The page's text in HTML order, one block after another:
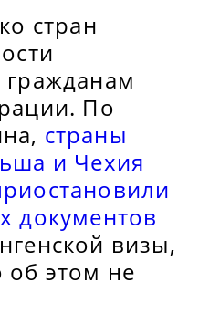
стран
По
страны
и Чехия
документов
визы,
об этом не